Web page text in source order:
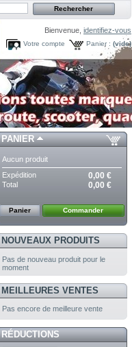
Bienvenue,identifiez-vous
Panier : (vide)
Votre compte
PANIER
Aucun produit
Expédition
0,00 €
Total 0,00 €
Panier Commander
NOUVEAUX PRODUITS
Pas de nouveau produit pour le
moment
MEILLEURES VENTES
Pas encore de meilleure vente
RÉDUCTIONS